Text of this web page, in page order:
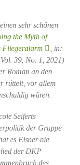
sehr schönen
the Myth of
Fliegeralarm
, in:
39, No. 1, 2021)
Roman an den
rüttelt, vor allem
wären.
Seiferts
der Gruppe
es Elsner nie
der DKP
des